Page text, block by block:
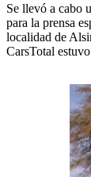
Se llevó a cabo
para la prensa
localidad de
CarsTotal